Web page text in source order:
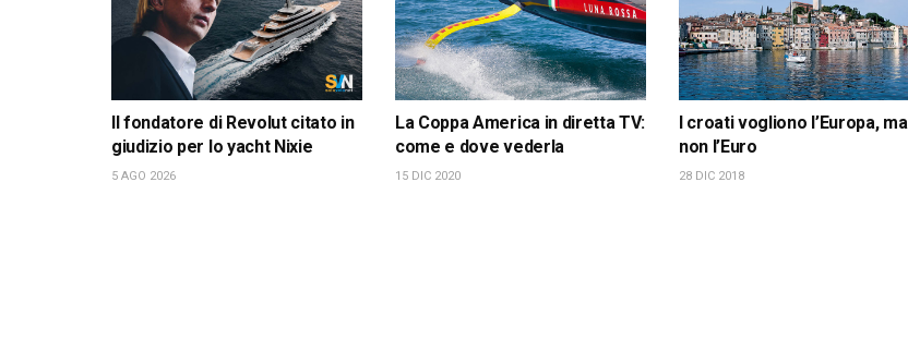
Il fondatore di Revolut citato in
giudizio per lo yacht Nixie
5 AGO 2026
La Coppa America in diretta TV:
come e dove vederla
15 DIC 2020
I croati vogliono l’Europa, ma
non l’Euro
28 DIC 2018